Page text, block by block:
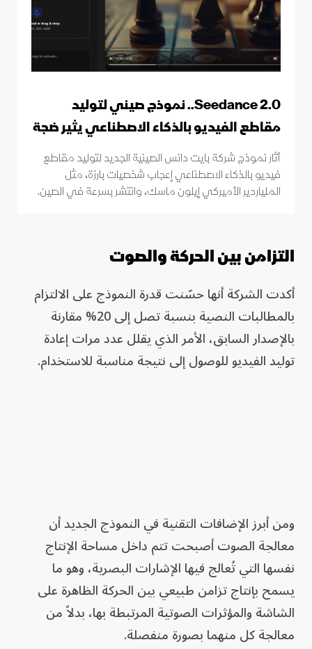
Seedance 2.0.. نموذج صيني لتوليد
مقاطع الفيديو بالذكاء الاصطناعي يثير ضجة
أثار نموذج شركة بايت دانس الصينية الجديد لتوليد مقاطع
فيديو بالذكاء الاصطناعي إعجاب شخصيات بارزة، مثل
الملياردير الأميركي إيلون ماسك، وانتشر بسرعة في الصين.
التزامن بين الحركة والصوت
أكدت الشركة أنها حسّنت قدرة النموذج على الالتزام
بالمطالبات النصية بنسبة تصل إلى 20% مقارنة
بالإصدار السابق، الأمر الذي يقلل عدد مرات إعادة
توليد الفيديو للوصول إلى نتيجة مناسبة للاستخدام.
ومن أبرز الإضافات التقنية في النموذج الجديد أن
معالجة الصوت أصبحت تتم داخل مساحة الإنتاج
نفسها التي تُعالج فيها الإشارات البصرية، وهو ما
يسمح بإنتاج تزامن طبيعي بين الحركة الظاهرة على
الشاشة والمؤثرات الصوتية المرتبطة بها، بدلاً من
معالجة كل منهما بصورة منفصلة.